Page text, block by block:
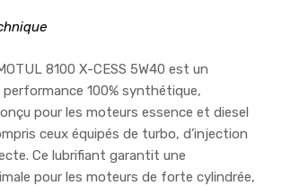
8100 X-CESS 5W40 est un
100% synthétique,
pour les moteurs essence et diesel
ceux équipés de turbo, d’injection
Ce lubrifiant garantit une
pour les moteurs de forte cylindrée,